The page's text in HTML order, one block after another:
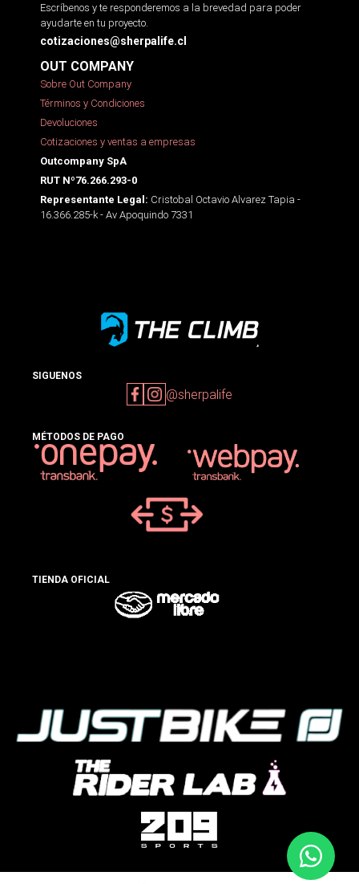
Escríbenos y te responderemos a la brevedad para poder
ayudarte en tu proyecto.
cotizaciones@sherpalife.cl
OUT COMPANY
Sobre Out Company
Términos y Condiciones
Devoluciones
Cotizaciones y ventas a empresas
Outcompany SpA
RUT Nº76.266.293-0
Representante Legal: Cristobal Octavio Alvarez Tapia -
16.366.285-k - Av Apoquindo 7331
SIGUENOS
@sherpalife
MÉTODOS DE PAGO
TIENDA OFICIAL